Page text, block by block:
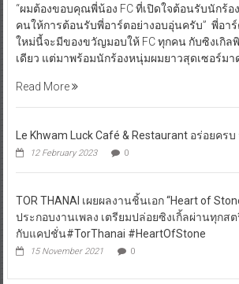
“ผมต้องขอบคุณพี่น้อง FC ที่เปิดใจต้อนรับนักร้อ
คนให้การต้อนรับพี่อาร์ตอย่างอบอุ่นครับ” พี่อา
ใหม่นี้จะมีของขวัญมอบให้ FC ทุกคน กับซิงเกิล
เดียว แต่มาพร้อมนักร้องหนุ่มผมยาวสุดเซอร์มา
Read More
Le Khwam Luck Café & Restaurant อร่อยคร
12 February 2023 0
TOR THANAI เผยผลงานชิ้นเอก “Heart of
ประกอบงานเพลง เตรียมปล่อยซิงเกิ้ลผ่านทุกส
กับแคปชั่น#TorThanai #HeartOfStone
15 November 2021 0